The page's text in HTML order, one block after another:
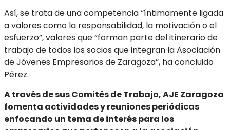
Así, se trata de una competencia “íntimamente ligada
a valores como la responsabilidad, la motivación o el
esfuerzo”, valores que “forman parte del itinerario de
trabajo de todos los socios que integran la Asociación
de Jóvenes Empresarios de Zaragoza”, ha concluido
Pérez.
A través de sus Comités de Trabajo, AJE Zaragoza
fomenta actividades y reuniones periódicas
enfocando un tema de interés para los